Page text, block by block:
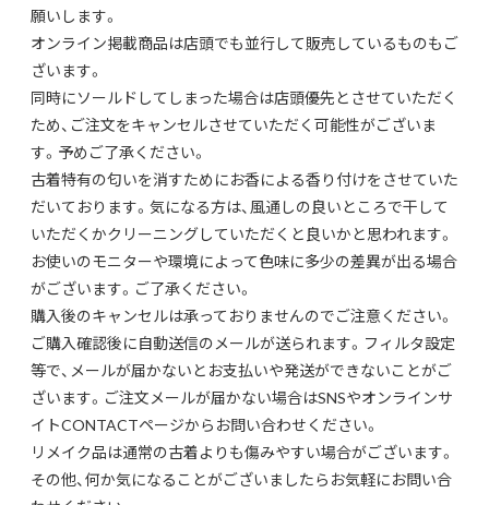
願いします。
オンライン掲載商品は店頭でも並行して販売しているものもご
ざいます。
同時にソールドしてしまった場合は店頭優先とさせていただく
ため、ご注文をキャンセルさせていただく可能性がございま
す。予めご了承ください。
古着特有の匂いを消すためにお香による香り付けをさせていた
だいております。気になる方は、風通しの良いところで干して
いただくかクリーニングしていただくと良いかと思われます。
お使いのモニターや環境によって色味に多少の差異が出る場合
がございます。ご了承ください。
購入後のキャンセルは承っておりませんのでご注意ください。
ご購入確認後に自動送信のメールが送られます。フィルタ設定
等で、メールが届かないとお支払いや発送ができないことがご
ざいます。ご注文メールが届かない場合はSNSやオンラインサ
イトCONTACTページからお問い合わせください。
リメイク品は通常の古着よりも傷みやすい場合がございます。
その他、何か気になることがございましたらお気軽にお問い合